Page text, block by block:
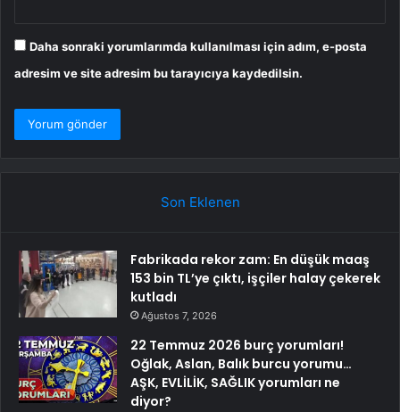
Daha sonraki yorumlarımda kullanılması için adım, e-posta
adresim ve site adresim bu tarayıcıya kaydedilsin.
Son Eklenen
Fabrikada rekor zam: En düşük maaş
153 bin TL’ye çıktı, işçiler halay çekerek
kutladı
Ağustos 7, 2026
22 Temmuz 2026 burç yorumları!
Oğlak, Aslan, Balık burcu yorumu…
AŞK, EVLİLİK, SAĞLIK yorumları ne
diyor?